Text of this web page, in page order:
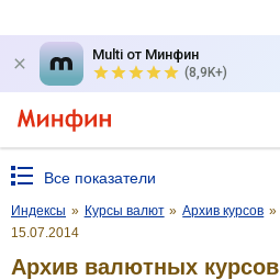
Multi от Минфин
(8,9K+)
Все показатели
Индексы » Курсы валют » Архив курсов »
15.07.2014
Архив валютных курсов